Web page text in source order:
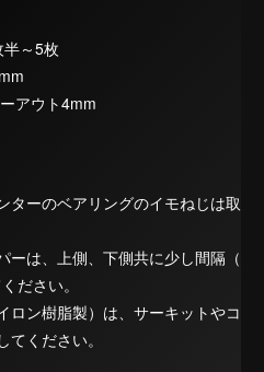
～5枚
アウト4mm
ターのベアリングのイモねじは取
ーは、上側、下側共に少し間隔（
ださい。
ロン樹脂製）は、サーキットやコ
ください。